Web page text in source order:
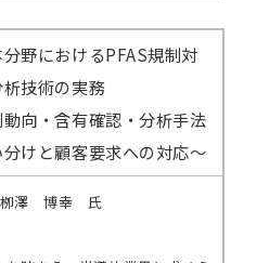
野におけるPFAS規制対
技術の実務
向・含有確認・分析手法
けと顧客要求への対応～
栁澤 博幸 氏